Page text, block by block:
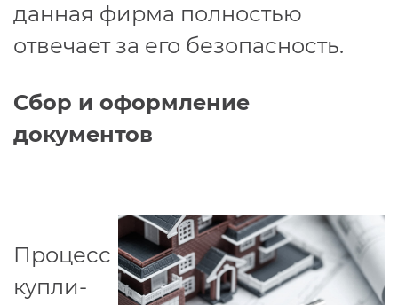
данная фирма полностью
отвечает за его безопасность.
Сбор и оформление
документов
Процесс
купли-